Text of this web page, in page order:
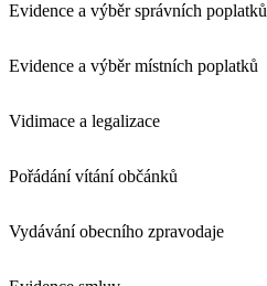
Evidence a výběr správních poplatků
Evidence a výběr místních poplatků
Vidimace a legalizace
Pořádání vítání občánků
Vydávání obecního zpravodaje